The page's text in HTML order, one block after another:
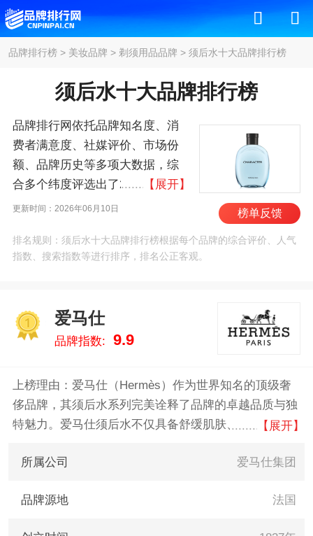
品牌排行榜> 美妆品牌 > 剃须用品品牌 > 须后水十大品牌排行榜
须后水十大品牌排行榜
品牌排行网依托品牌知名度、消
费者满意度、社媒评价、市场份
额、品牌历史等多项大数据，综
合多个纬度评选出了2026年须后
水十大品牌排行榜，其中前十名
氏/Kiehl＇s、资生堂/Shiseido、
迪奥/Dior、欧莱雅、吉
斯/Adidas、Proraso 。我们致力
于用最真实的数据告诉您须后水
【展开】
更新时间：2026年06月10日 榜单反馈
排名规则：须后水十大品牌排行榜根据每个品牌的综合评价、人气
指数、搜索指数等进行排序，排名公正客观。
1
爱马仕
品牌指数: 9.9
上榜理由：爱马仕（Hermès）作为世界知名的顶级奢
侈品牌，其须后水系列完美诠释了品牌的卓越品质与独
特魅力。爱马仕须后水不仅具备舒缓肌肤、提升肌肤质
无二的尊贵体验。每一款须后水都融合了天然成分和高
发自信与魅力。选择爱马仕须后水，不仅是对肌肤的宠
【展开】
所属公司 爱马仕集团
品牌源地 法国